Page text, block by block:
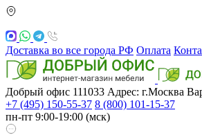
Доставка во все города РФ Оплата
Добрый офис 111033 Адрес: г.Москва
+7 (495) 150-55-37 8 (800) 101-15-37
пн-пт 9:00-19:00 (мск)